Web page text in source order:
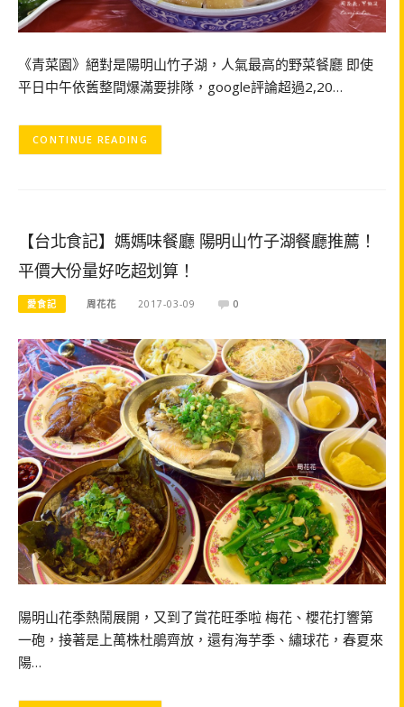
《青菜園》絕對是陽明山竹子湖，人氣最高的野菜餐廳 即使
平日中午依舊整間爆滿要排隊，google評論超過2,20…
CONTINUE READING
【台北食記】媽媽味餐廳 陽明山竹子湖餐廳推薦！
平價大份量好吃超划算！
愛食記 周花花 2017-03-09 0
陽明山花季熱鬧展開，又到了賞花旺季啦 梅花、櫻花打響第
一砲，接著是上萬株杜鵑齊放，還有海芋季、繡球花，春夏來
陽…